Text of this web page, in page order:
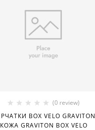
(0 review)
BOX VELO GRAVITON
КОЖА GRAVITON BOX VELO